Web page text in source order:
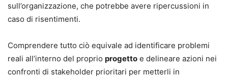
sull’organizzazione, che potrebbe avere ripercussioni in
caso di risentimenti.
Comprendere tutto ciò equivale ad identificare problemi
reali all’interno del proprio progetto e delineare azioni nei
confronti di stakeholder prioritari per metterli in